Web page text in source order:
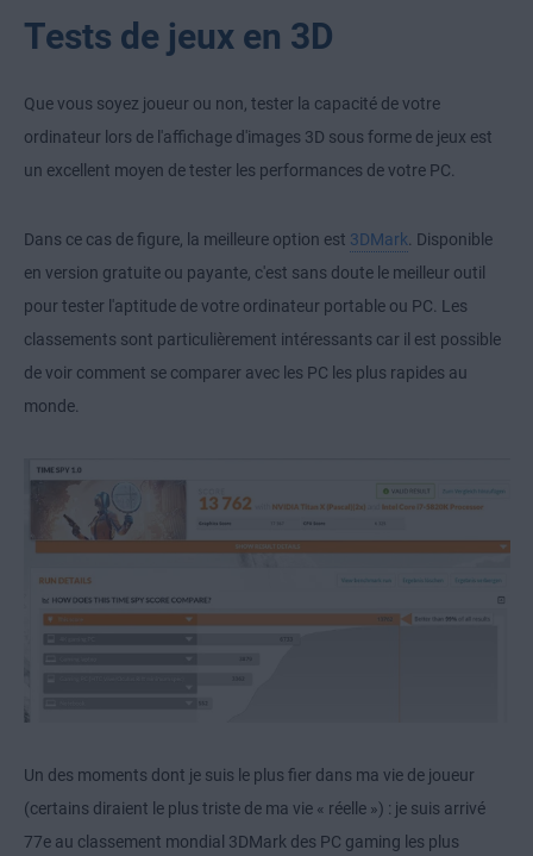
Tests de jeux en 3D
Que vous soyez joueur ou non, tester la capacité de votre
ordinateur lors de l'affichage d'images 3D sous forme de jeux est
un excellent moyen de tester les performances de votre PC.
Dans ce cas de figure, la meilleure option est 3DMark. Disponible
en version gratuite ou payante, c'est sans doute le meilleur outil
pour tester l'aptitude de votre ordinateur portable ou PC. Les
classements sont particulièrement intéressants car il est possible
de voir comment se comparer avec les PC les plus rapides au
monde.
Un des moments dont je suis le plus fier dans ma vie de joueur
(certains diraient le plus triste de ma vie « réelle ») : je suis arrivé
77e au classement mondial 3DMark des PC gaming les plus